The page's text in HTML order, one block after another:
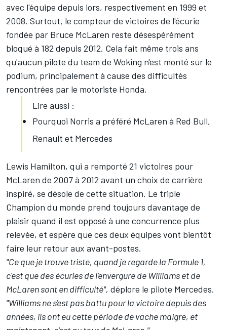
avec l'équipe depuis lors, respectivement en 1999 et
2008. Surtout, le compteur de victoires de l'écurie
fondée par Bruce McLaren reste désespérément
bloqué à 182 depuis 2012. Cela fait même trois ans
qu'aucun pilote du team de Woking n'est monté sur le
podium, principalement à cause des difficultés
rencontrées par le motoriste Honda.
Lire aussi :
Pourquoi Norris a préféré McLaren à Red Bull,
Renault et Mercedes
Lewis Hamilton, qui a remporté 21 victoires pour
McLaren de 2007 à 2012 avant un choix de carrière
inspiré, se désole de cette situation. Le triple
Champion du monde prend toujours davantage de
plaisir quand il est opposé à une concurrence plus
relevée, et espère que ces deux équipes vont bientôt
faire leur retour aux avant-postes.
"Ce que je trouve triste, quand je regarde la Formule 1,
c'est que des écuries de l'envergure de Williams et de
McLaren sont en difficulté", déplore le pilote Mercedes.
"Williams ne s'est pas battu pour la victoire depuis des
années, ils ont eu cette période de vache maigre, et